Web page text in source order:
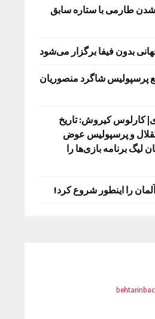
طارمی با ستاره سابق
بدون فیفا برگزار می‌شود
پرسپولیس شاگرد منصوریان
کارلوس کیروش: تاریخ
و پرسپولیس عوض
لیگ برنامه بازی‌ها را
را اینطور شروع کرد!